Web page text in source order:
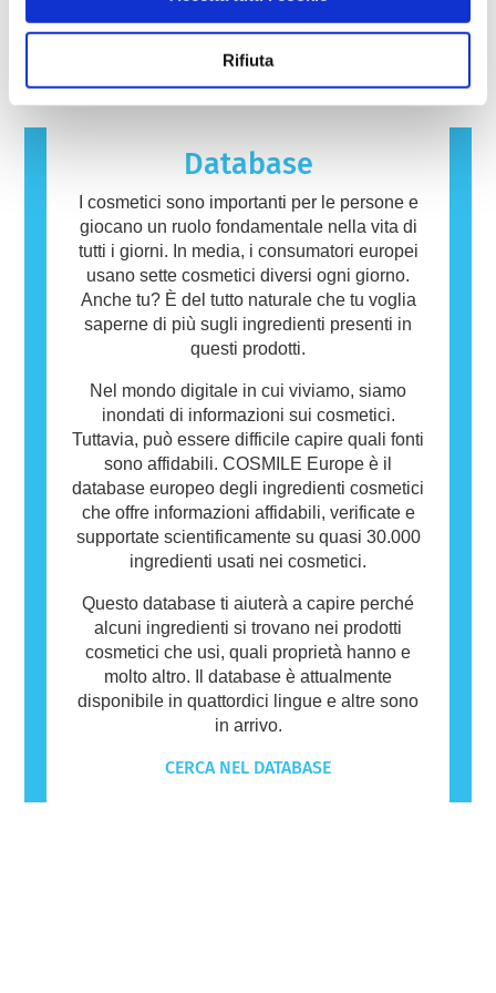
Rifiuta
legge a effettuare, coprono tutti i potenziali
rischi, inclusa la potenziale interferenza con il
reazione allergica. Una reazione allergica si
verifica quando il sistema immunitario di una
persona reagisce a sostanze che sono
persone. Una sostanza che provoca una
Cosmetici e prodotti per la cura della persona
possono contenere ingredienti che potrebbero
risultare allergenici per alcune persone. Ciò
non significa che il prodotto non sia sicuro da
utilizzare per gli altri.
leggi di più
Database
I cosmetici sono importanti per le persone e
giocano un ruolo fondamentale nella vita di
tutti i giorni. In media, i consumatori europei
usano sette cosmetici diversi ogni giorno.
Anche tu? È del tutto naturale che tu voglia
saperne di più sugli ingredienti presenti in
questi prodotti.
Nel mondo digitale in cui viviamo, siamo
inondati di informazioni sui cosmetici.
Tuttavia, può essere difficile capire quali fonti
sono affidabili. COSMILE Europe è il
database europeo degli ingredienti cosmetici
che offre informazioni affidabili, verificate e
supportate scientificamente su quasi 30.000
ingredienti usati nei cosmetici.
Questo database ti aiuterà a capire perché
alcuni ingredienti si trovano nei prodotti
cosmetici che usi, quali proprietà hanno e
molto altro. Il database è attualmente
disponibile in quattordici lingue e altre sono
in arrivo.
CERCA NEL DATABASE